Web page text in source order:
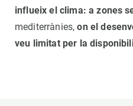
influeix el clima: a zones
mediterrànies,on el
veu limitat per la